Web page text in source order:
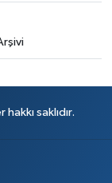
saklıdır.